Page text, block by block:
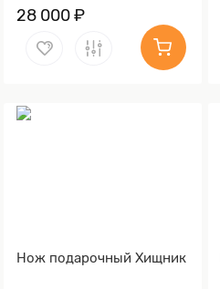
28 000 ₽
Нож подарочный Хищник